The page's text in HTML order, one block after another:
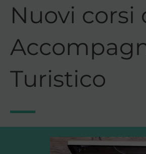
Nuovi corsi
Turistico